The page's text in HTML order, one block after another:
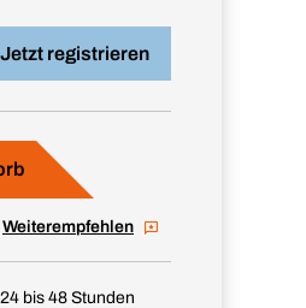
Jetzt registrieren
Weiterempfehlen
bis 48 Stunden